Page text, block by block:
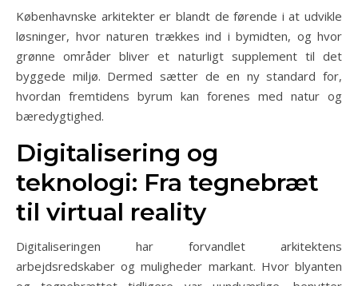
Københavnske arkitekter er blandt de førende i at udvikle
løsninger, hvor naturen trækkes ind i bymidten, og hvor
grønne områder bliver et naturligt supplement til det
byggede miljø. Dermed sætter de en ny standard for,
hvordan fremtidens byrum kan forenes med natur og
bæredygtighed.
Digitalisering og
teknologi: Fra tegnebræt
til virtual reality
Digitaliseringen har forvandlet arkitektens
arbejdsredskaber og muligheder markant. Hvor blyanten